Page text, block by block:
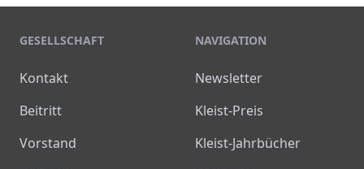
GESELLSCHAFT
Kontakt
Beitritt
Vorstand
NAVIGATION
Newsletter
Kleist-Preis
Kleist-Jahrbücher